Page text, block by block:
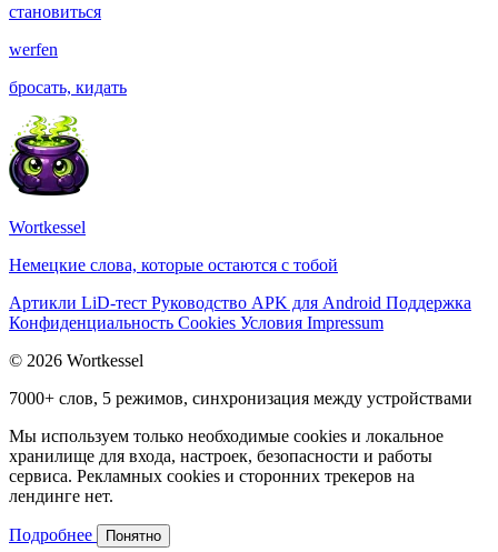
становиться
werfen
бросать, кидать
Wortkessel
Немецкие слова, которые остаются с тобой
Артикли LiD-тест Руководство APK для Android Поддержка
Конфиденциальность Cookies Условия Impressum
© 2026 Wortkessel
7000+ слов, 5 режимов, синхронизация между устройствами
Мы используем только необходимые cookies и локальное
хранилище для входа, настроек, безопасности и работы
сервиса. Рекламных cookies и сторонних трекеров на
лендинге нет.
Подробнее Понятно